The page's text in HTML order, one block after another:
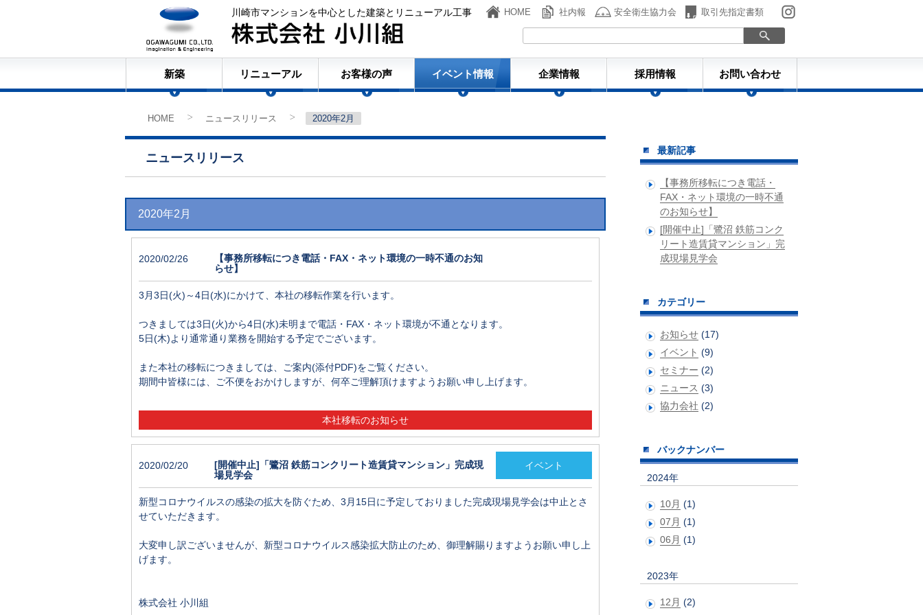
川崎市マンションを中心とした建築とリニューアル工事
HOME 社内報 安全衛生協力会 取引先指定書類
新築 リニューアル お客様の声 イベント情報 企業情報 採用情報 お問い合わせ
HOME
ニュースリリース
2020年2月
ニュースリリース
2020年2月
2020/02/26
【事務所移転につき電話・FAX・ネット環境の一時不通のお知
らせ】
3月3日(火)～4日(水)にかけて、 本社の移転作業を行います。
つきましては3日(火)から4日(水)未明まで電話・FAX・ネット環境が不通となります。
5日(木)より通常通り業務を開始する予定でございます。
また本社の移転につきましては、ご案内(添付PDF)をご覧ください。
期間中皆様には、
ご不便をおかけしますが、何卒ご理解頂けますようお願い申し上げます。
本社移転のお知らせ
2020/02/20
[開催中止]「鷺沼 鉄筋コンクリート造賃貸マンション」完成現
場見学会
イベント
新型コロナウイルスの感染の拡大を防ぐため、3月15日に予定しておりました完成現場見学会は中止とさ
せていただきます。
大変申し訳ございませんが、新型コロナウイルス感染拡大防止のため、御理解賜りますようお願い申し上
げます。
株式会社 小川組
最新記事
【事務所移転につき電話・
FAX・ネット環境の一時不通
のお知らせ】
[開催中止]「鷺沼 鉄筋コンク
リート造賃貸マンション」完
成現場見学会
カテゴリー
お知らせ (17)
イベント (9)
セミナー (2)
ニュース (3)
協力会社 (2)
バックナンバー
2024年
10月 (1)
07月 (1)
06月 (1)
2023年
12月 (2)